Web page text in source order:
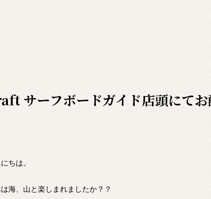
サーフボードガイド店頭にてお
ちは。
海、山と楽しまれましたか？？